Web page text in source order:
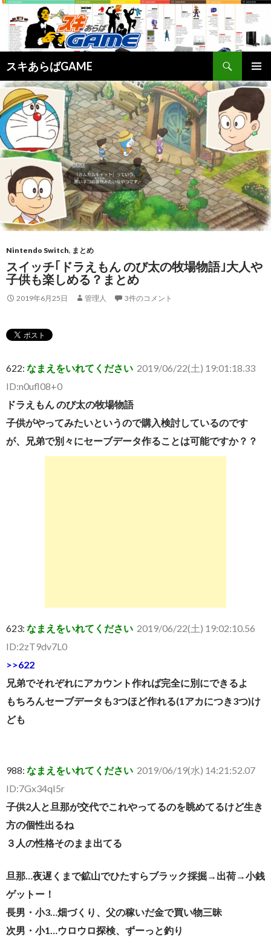
スキあらばGAME
索
メインメ
ニュー
ン
テ
ン
ツ
へ
ス
キ
ッ
プ
Nintendo Switch, まとめ
スイッチ｢ドラえもん のび太の牧場物語｣大人や
子供も楽しめる？まとめ
2019年6月25日 管理人 3件のコメント
622: なまえをいれてください 2019/06/22(土) 19:01:18.33
ID:n0ufl08+0
ドラえもん のび太の牧場物語
子供がやってみたいというので購入検討しているのです
が、兄弟で別々にセーブデータ作ることは可能ですか？？
623: なまえをいれてください 2019/06/22(土) 19:02:10.56
ID:2zT9dv7L0
>>622
兄弟でそれぞれにアカウント作れば完全に別にできるよ
もちろんセーブデータも3つほど作れる(1アカにつき3つ)け
ども
988: なまえをいれてください 2019/06/19(水) 14:21:52.07
ID:7Gx34qI5r
子供2人と旦那が交代でこれやってるのを眺めてるけど生き
方の個性出るね
３人の性格そのまま出てる
旦那…夜遅くまで鉱山でひたすらブラック採掘→出荷→小銭
ゲットー！
長男・小3…畑づくり、父の稼いだ金で買い物三昧
次男・小1…ウロウロ探検、ずーっと釣り